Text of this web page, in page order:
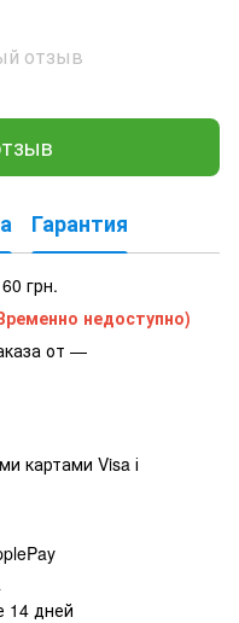
отзыв
Гарантия
грн.
недоступно)
от —
картами Visa і
14 дней